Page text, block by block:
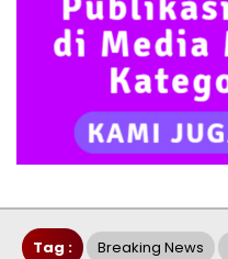
Tag : Breaking News